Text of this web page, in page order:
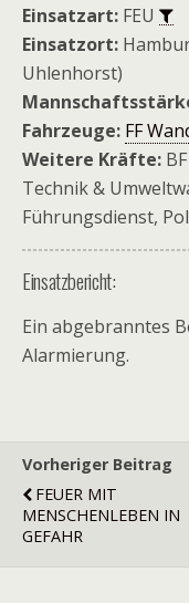
Einsatzart: FEU
Einsatzort:
Uhlenhorst)
Fahrzeuge: FF
Weitere Kräfte:
Technik &
Führungsdienst,
Einsatzbericht:
Ein abgebranntes
Alarmierung.
Vorheriger Beitrag
FEUER MIT
MENSCHENLEBEN IN
GEFAHR